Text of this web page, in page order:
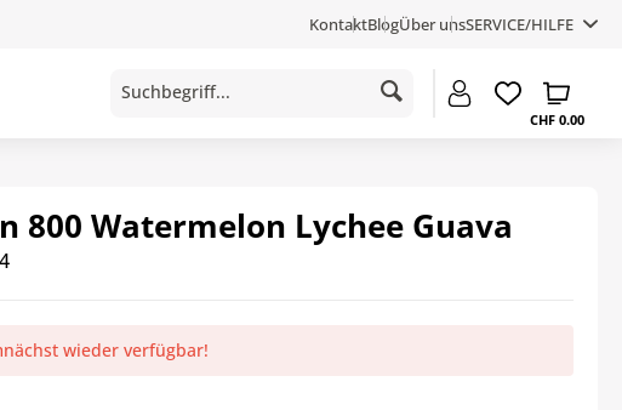
KontaktBlogÜber unsSERVICE/HILFE
CHF 0.00
800 Watermelon Lychee Guava
wieder verfügbar!